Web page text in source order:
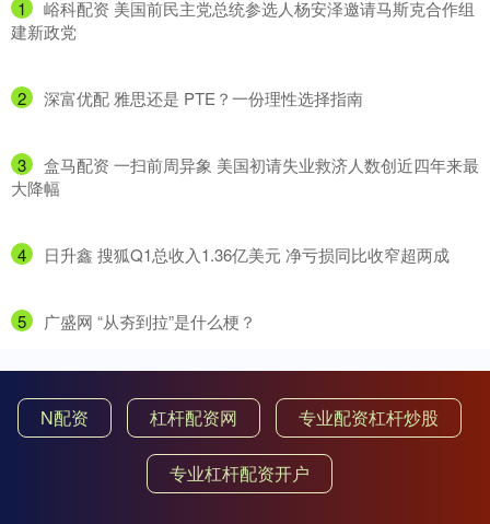
1
​峪科配资 美国前民主党总统参选人杨安泽邀请马斯克合作组
建新政党
2 ​深富优配 雅思还是 PTE？一份理性选择指南
3
​盒马配资 一扫前周异象 美国初请失业救济人数创近四年来最
大降幅
4 ​日升鑫 搜狐Q1总收入1.36亿美元 净亏损同比收窄超两成
5 ​广盛网 “从夯到拉”是什么梗？
N配资 杠杆配资网 专业配资杠杆炒股
专业杠杆配资开户